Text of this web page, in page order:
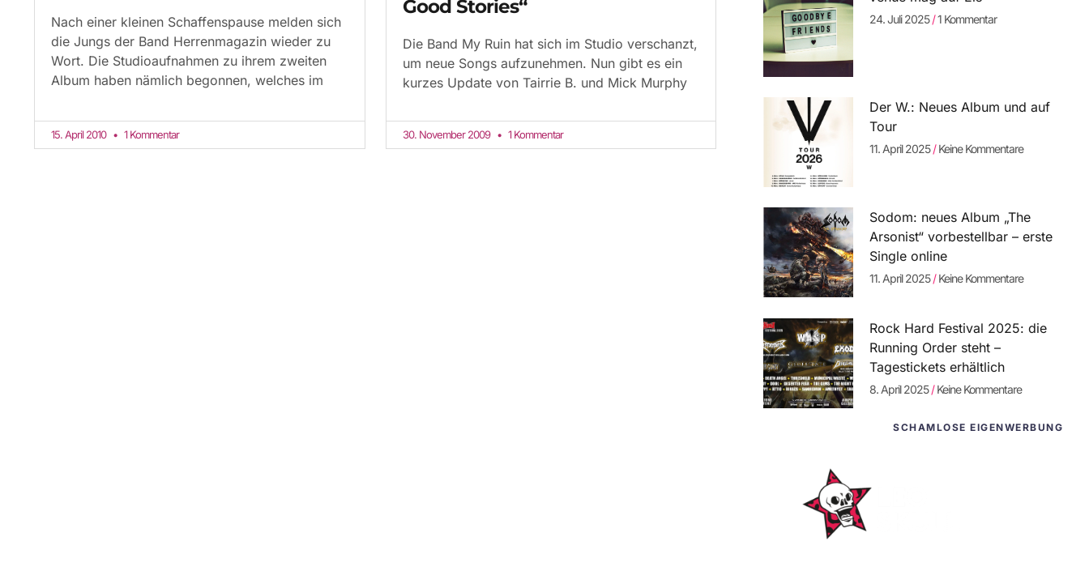
Nach einer kleinen Schaffenspause melden sich
die Jungs der Band Herrenmagazin wieder zu
Wort. Die Studioaufnahmen zu ihrem zweiten
Album haben nämlich begonnen, welches im
15. April 2010 1 Kommentar
Good Stories“
Die Band My Ruin hat sich im Studio verschanzt,
um neue Songs aufzunehmen. Nun gibt es ein
kurzes Update von Tairrie B. und Mick Murphy
30. November 2009 1 Kommentar
24. Juli 2025 1 Kommentar
Der W.: Neues Album und auf
Tour
11. April 2025 Keine Kommentare
Sodom: neues Album „The
Arsonist“ vorbestellbar – erste
Single online
11. April 2025 Keine Kommentare
Rock Hard Festival 2025: die
Running Order steht –
Tagestickets erhältlich
8. April 2025 Keine Kommentare
SCHAMLOSE EIGENWERBUNG